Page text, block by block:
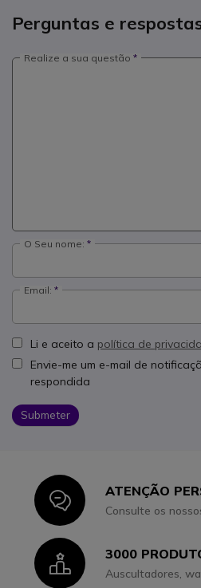
Perguntas e
Realize a sua questão
O Seu nome:
Email:
Li e aceito a política de
Envie-me um e-mail de
respondida
Submeter
IconATENÇÃO
Consulte os
Icon3000
Auscultadores,